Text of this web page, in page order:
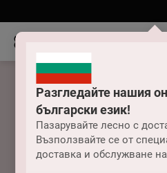
Разгледайте нашия
български език!
Пазарувайте лесно с
Възползвайте се от
доставка и обслужване